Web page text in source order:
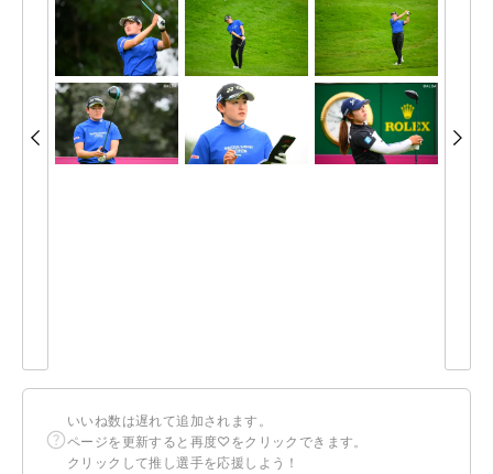
いいね数は遅れて追加されます。
ページを更新すると再度♡をクリックできます。
クリックして推し選手を応援しよう！